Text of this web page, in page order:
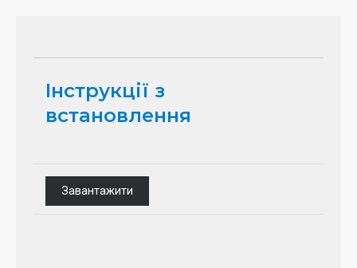
Інструкції з
встановлення
Завантажити